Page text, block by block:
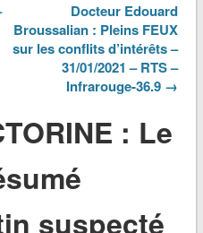
Docteur Edouard
Broussalian : Pleins FEUX
sur les conflits d’intérêts –
31/01/2021 – RTS –
Infrarouge-36.9 →
: Le
suspecté